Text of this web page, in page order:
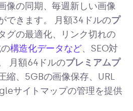
像の同期、毎週新しい画像
できます。 月額34ドルのプ
グの最適化、リンク切れの
構造化データなど、SEO対
月額64ドルのプレミアムプ
縮、5GBの画像保存、URL
サイトマップの管理を提供